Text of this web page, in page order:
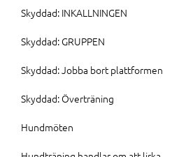
Skyddad: INKALLNINGEN
Skyddad: GRUPPEN
Skyddad: Jobba bort plattformen
Skyddad: Överträning
Hundmöten